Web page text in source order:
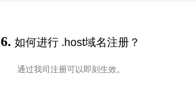
6. 如何进行 .host域名注册？
通过我司注册可以即刻生效。